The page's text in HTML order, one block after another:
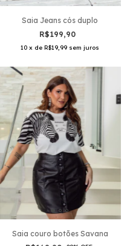
Saia Jeans cós duplo
R$199,90
10 x deR$19,99 sem juros
Saia couro botões Savana